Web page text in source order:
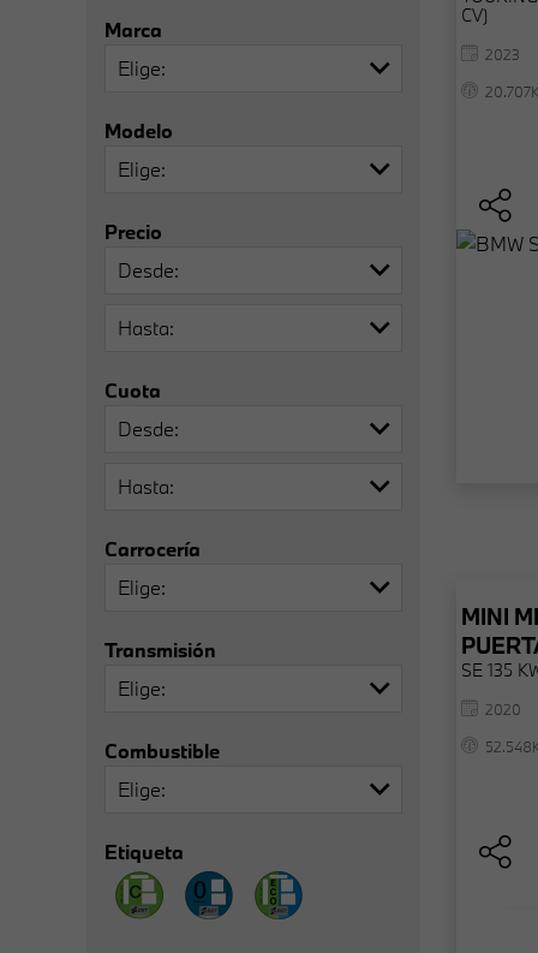
Marca
Elige
Modelo
Elige
Precio
Desde
Hasta
Cuota
Desde
Hasta
Carrocería
Elige
Transmisión
Elige
Combustible
Elige
Etiqueta
CV)
2023
MINI
SE 135
2020